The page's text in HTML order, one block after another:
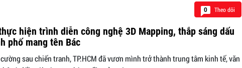
0 Theo dõi
hiện trình diễn công nghệ 3D Mapping, thắp sáng dấu
phố mang tên Bác
sau chiến tranh, TP.HCM đã vươn mình trở thành trung tâm kinh tế, văn